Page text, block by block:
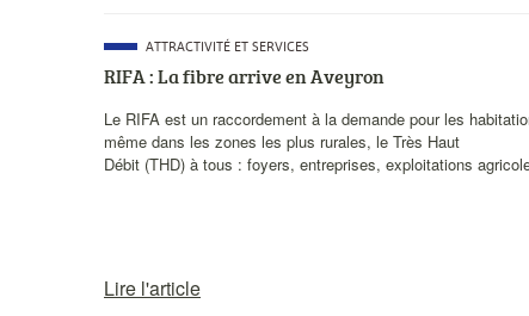
CATÉGORIE
PRINCIPALE
ATTRACTIVITÉ ET SERVICES
RIFA : La fibre arrive en Aveyron
courte
Le RIFA est un raccordement à la demande pour les
même dans les zones les plus rurales, le Très Haut
Débit (THD) à tous : foyers, entreprises, exploitations
Lire l'article